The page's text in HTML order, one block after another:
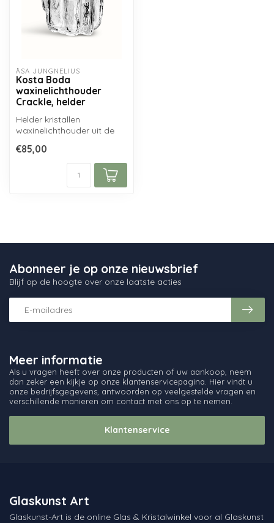
ÅSA JUNGNELIUS
Kosta Boda
waxinelichthouder
Crackle, helder
Helder kristallen
waxinelichthouder uit de
Boda, ontworp...
€85,00
Meer informatie
Als u vragen heeft over onze producten of uw aankoop, neem
dan zeker een kijkje op onze klantenservicepagina. Hier vindt u
onze bedrijfsgegevens, antwoorden op veelgestelde vragen en
verschillende manieren om contact met ons op te nemen.
Klantenservice
Abonneer je op onze nieuwsbrief
Blijf op de hoogte over onze laatste acties
Glaskunst Art
Glaskunst-Art is de online Glas & Kristalwinkel voor al Glaskunst